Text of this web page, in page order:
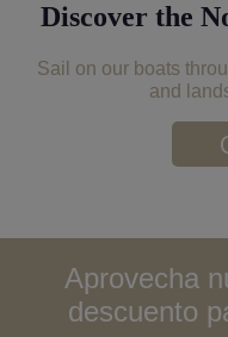
Discover the
Sail on our boats
and
Aprovecha
descuento